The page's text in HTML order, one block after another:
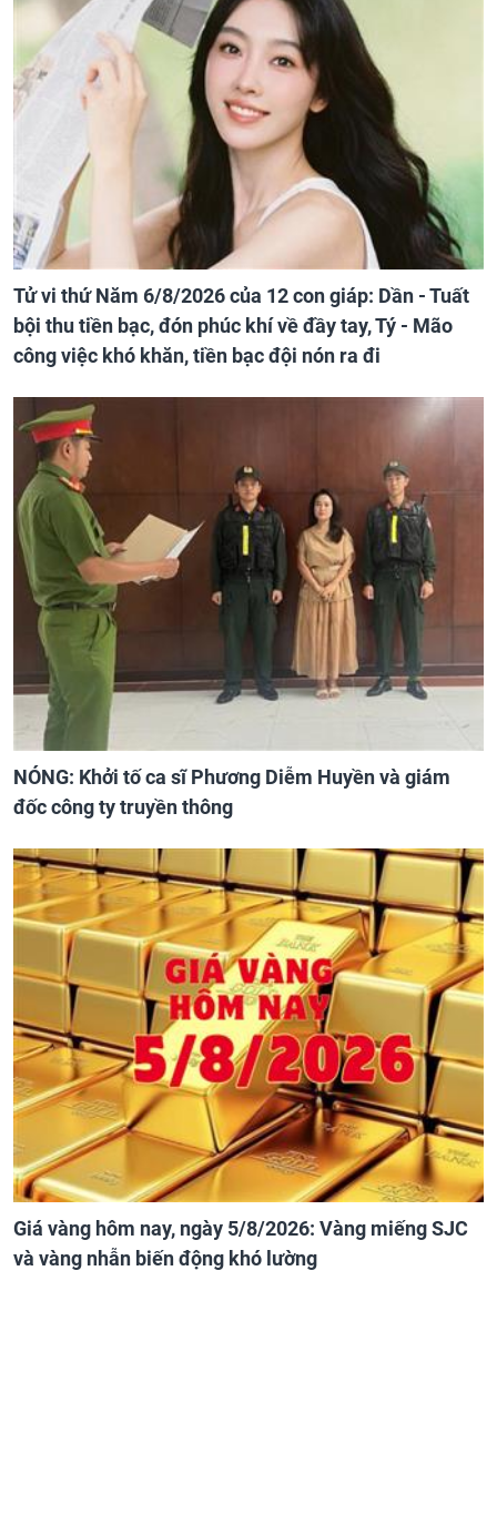
Tử vi thứ Năm 6/8/2026 của 12 con giáp: Dần - Tuất
bội thu tiền bạc, đón phúc khí về đầy tay, Tý - Mão
công việc khó khăn, tiền bạc đội nón ra đi
NÓNG: Khởi tố ca sĩ Phương Diễm Huyền và giám
đốc công ty truyền thông
Giá vàng hôm nay, ngày 5/8/2026: Vàng miếng SJC
và vàng nhẫn biến động khó lường